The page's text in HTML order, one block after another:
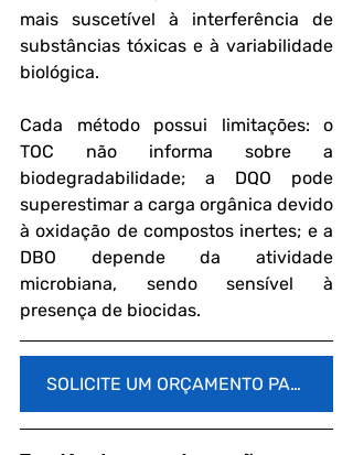
mais suscetível à interferência de
substâncias tóxicas e à variabilidade
biológica.
Cada método possui limitações: o
TOC não informa sobre a
biodegradabilidade; a DQO pode
superestimar a carga orgânica devido
à oxidação de compostos inertes; e a
DBO depende da atividade
microbiana, sendo sensível à
presença de biocidas.
SOLICITE UM ORÇAMENTO PARA ANÁLISE LABORATORIAL